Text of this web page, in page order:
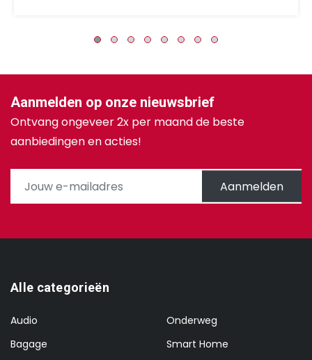
Aanmelden op onze nieuwsbrief
Ontvang ongeveer 2x per maand de beste
aanbiedingen en acties!
Aanmelden
Alle categorieën
Audio
Bagage
Onderweg
Smart Home